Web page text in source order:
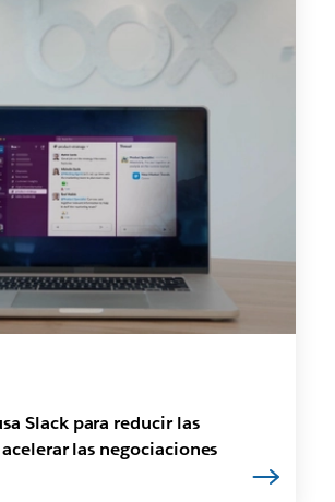
Slack para reducir las
las negociaciones